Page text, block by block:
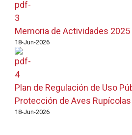
Memoria de Actividades 2025
18-Jun-2026
Plan de Regulación de Uso
Protección de Aves Rupícolas
18-Jun-2026